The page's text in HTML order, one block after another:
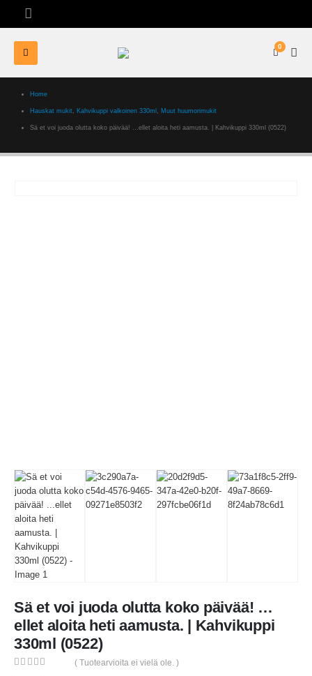
0
Home
Hauskat mukit, Kahvikuppi valkoinen 330ml , Muut huumorimukit
Sä et voi juoda olutta koko päivää! …ellet aloita heti aamusta. | Kahvikuppi 330ml (0522)
Sä et voi juoda olutta koko päivää! …
ellet aloita heti aamusta. | Kahvikuppi
330ml (0522)
( Tuotearvioita ei vielä ole. )